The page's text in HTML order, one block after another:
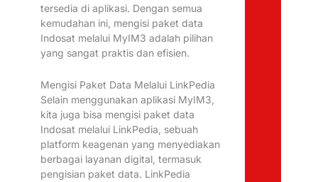
tersedia di aplikasi. Dengan semua
kemudahan ini, mengisi paket data
Indosat melalui MyIM3 adalah pilihan
yang sangat praktis dan efisien.
Mengisi Paket Data Melalui LinkPedia
Selain menggunakan aplikasi MyIM3,
kita juga bisa mengisi paket data
Indosat melalui LinkPedia, sebuah
platform keagenan yang menyediakan
berbagai layanan digital, termasuk
pengisian paket data. LinkPedia